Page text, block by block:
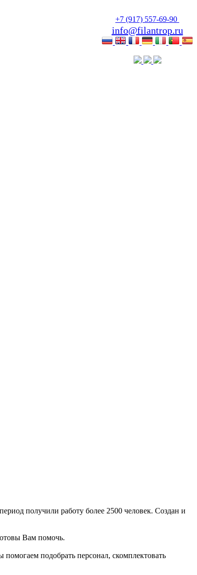
+7 (917) 557-69-90
info@filantrop.ru
получили работу более 2500 человек. Создан и
Вам помочь.
подобрать персонал, скомплектовать